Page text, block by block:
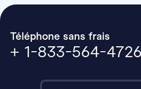
Téléphone sans frais
+ 1-833-564-4726